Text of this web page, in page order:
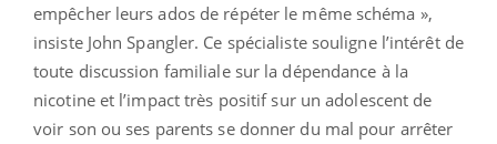
empêcher leurs ados de répéter le même schéma »,
insiste John Spangler. Ce spécialiste souligne l’intérêt de
toute discussion familiale sur la dépendance à la
nicotine et l’impact très positif sur un adolescent de
voir son ou ses parents se donner du mal pour arrêter